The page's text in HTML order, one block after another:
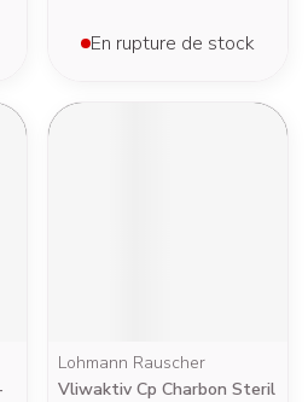
En rupture de stock
Lohmann Rauscher
Vliwaktiv Cp Charbon Steril